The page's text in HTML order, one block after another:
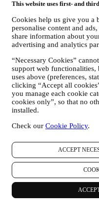
This website uses first- and
Cookies help us give you a
personalise content and
share information about
advertising and analytics
“Necessary Cookies”
support web functionalities,
uses above (preferences,
clicking “Accept all
you manage each cookie
cookies only”, so that no
installed.
Check our Cookie Policy.
ACCEPT
la sécurité, la
maintenance et les
nous pourrons avoir à
administratives ou
l’envoi d’une
aussi vos données
transmises par notre
activité de traitement
prester nos services à
vos données en
équilibré avec vos
mails de suivi dans le
dans votre panier sans
communication de suivi
NOUVELLES ET
PRODUITS LE
Si vous nous avez
exemple en souscrivant
moment de créer un
parvenir des
des nouvelles